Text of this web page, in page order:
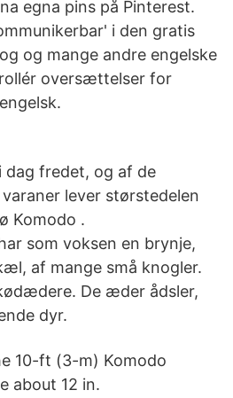
egna pins på Pinterest.
i den gratis
og mange andre engelske
oversættelser for
dag fredet, og af de
lever størstedelen
Komodo .
som voksen en brynje,
af mange små knogler.
De æder ådsler,
dyr.
10-ft (3-m) Komodo
about 12 in.